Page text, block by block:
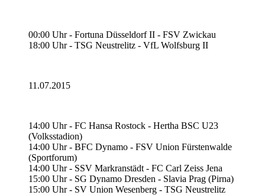
00:00 Uhr - Fortuna Düsseldorf II - FSV Zwickau
18:00 Uhr - TSG Neustrelitz - VfL Wolfsburg II
11.07.2015
14:00 Uhr - FC Hansa Rostock - Hertha BSC U23
(Volksstadion)
14:00 Uhr - BFC Dynamo - FSV Union Fürstenwalde
(Sportforum)
14:00 Uhr - SSV Markranstädt - FC Carl Zeiss Jena
15:00 Uhr - SG Dynamo Dresden - Slavia Prag (Pirna)
15:00 Uhr - SV Union Wesenberg - TSG Neustrelitz